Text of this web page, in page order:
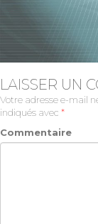
LAISSER UN
Votre adresse e-mail
indiqués avec *
Commentaire